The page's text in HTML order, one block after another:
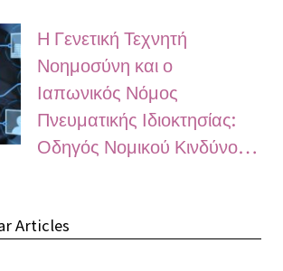
Η Γενετική Τεχνητή
Νοημοσύνη και ο
Ιαπωνικός Νόμος
Πνευματικής Ιδιοκτησίας:
Οδηγός Νομικού Κινδύνο…
Articles